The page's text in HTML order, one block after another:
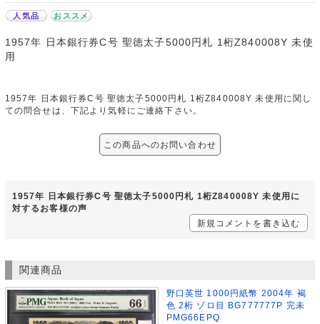
人気品 おススメ
1957年 日本銀行券C号 聖徳太子5000円札 1桁Z840008Y 未使
用
1957年 日本銀行券C号 聖徳太子5000円札 1桁Z840008Y 未使用に関し
ての問合せは、下記より気軽にご連絡下さい。
この商品へのお問い合わせ
1957年 日本銀行券C号 聖徳太子5000円札 1桁Z840008Y 未使用に
対するお客様の声
新規コメントを書き込む
関連商品
野口英世 1000円紙幣 2004年 褐
色 2桁 ゾロ目 BG777777P 完未
PMG66EPQ